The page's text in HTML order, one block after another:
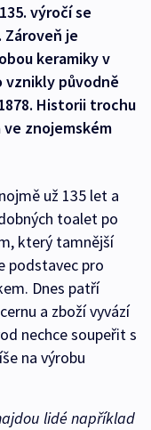
výročí se
je
keramiky v
vznikly původně
Historii trochu
znojemském
už 135 let a
toalet po
který tamnější
podstavec pro
Dnes patří
a zboží vyvází
nechce soupeřit s
na výrobu
lidé například